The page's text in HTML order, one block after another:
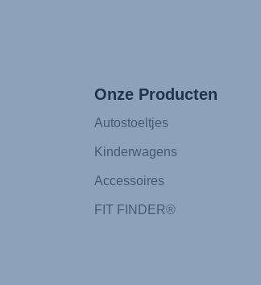
Onze Producten
Autostoeltjes
Kinderwagens
Accessoires
FIT FINDER®